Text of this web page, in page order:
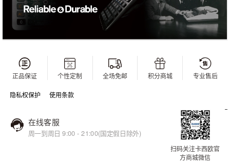
正品保证 个性定制 全场免邮 积分商城 专业售后
隐私权保护 使用条款
在线客服
周一到周日 9:00 - 21:00(国定假日除外)
扫码关注卡西欧官
方商城微信